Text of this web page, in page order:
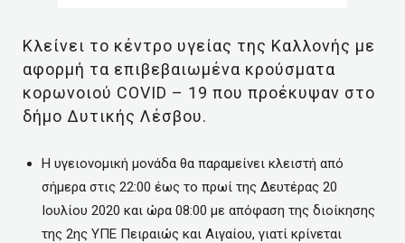
Κλείνει το κέντρο υγείας της Καλλονής με
αφορμή τα επιβεβαιωμένα κρούσματα
κορωνοιού COVID – 19 που προέκυψαν στο
δήμο Δυτικής Λέσβου.
Η υγειονομική μονάδα θα παραμείνει κλειστή από
σήμερα στις 22:00 έως το πρωί της Δευτέρας 20
Ιουλίου 2020 και ώρα 08:00 με απόφαση της διοίκησης
της 2ης ΥΠΕ Πειραιώς και Αιγαίου, γιατί κρίνεται